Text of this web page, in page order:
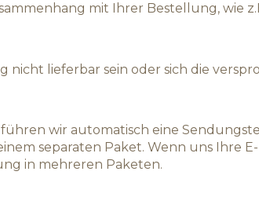
mit Ihrer Bestellung, wie
nicht lieferbar sein oder sich die
wir automatisch eine
separaten Paket. Wenn uns Ihre
in mehreren Paketen.